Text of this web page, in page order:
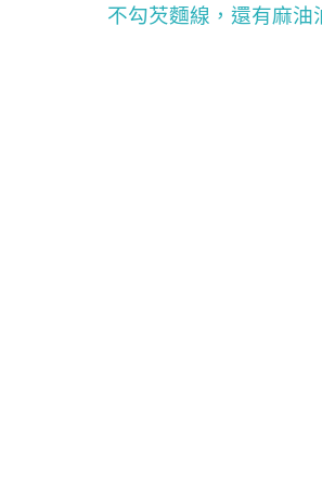
不勾芡麵線，還有麻油